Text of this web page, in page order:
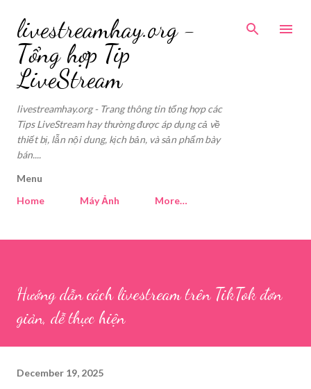
livestreamhay.org -
Tổng hợp Tip
LiveStream
livestreamhay.org - Trang thông tin tổng hợp các
Tips LiveStream hay thường được áp dụng cả về
thiết bị, lẫn nội dung, kịch bản, và sản phẩm bày
bán....
Menu
Home
Máy Ảnh More…
Hướng dẫn cách livestream trên TikTok đơn
giản, dễ thực hiện
December 19, 2025